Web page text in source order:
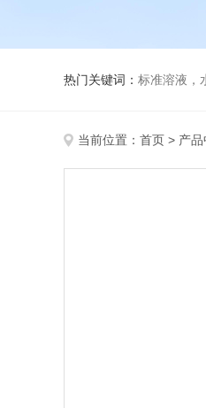
热门关键词： 标准溶液，
当前位置： 首页 > 产